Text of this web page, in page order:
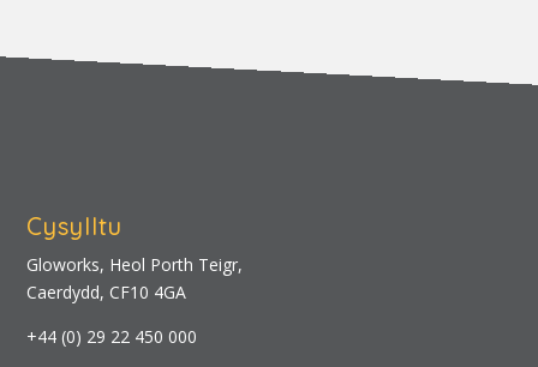
Cysylltu
Gloworks, Heol Porth Teigr,
Caerdydd, CF10 4GA
+44 (0) 29 22 450 000